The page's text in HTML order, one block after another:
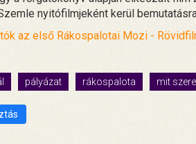
nyitófilmjeként kerül
az első Rákospalotai Mozi -
pályázat rákospalota mit